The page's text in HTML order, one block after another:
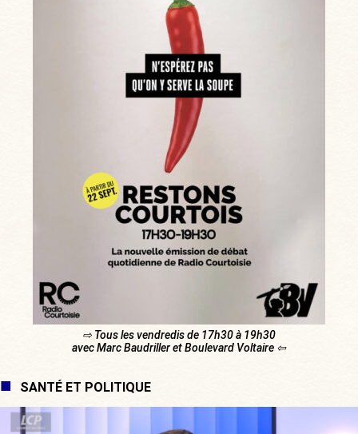
⇨ Tous les vendredis de 17h30 à 19h30
avec Marc Baudriller et Boulevard Voltaire ⇦
SANTÉ ET POLITIQUE